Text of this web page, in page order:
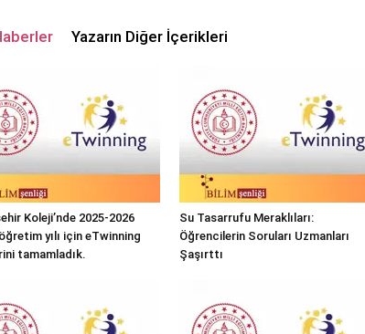
Yazarın Diğer İçerikleri
Koleji’nde 2025-2026
yılı için eTwinning
tamamladık.
Su Tasarrufu Meraklıları:
Öğrencilerin Soruları Uzmanları
Şaşırttı